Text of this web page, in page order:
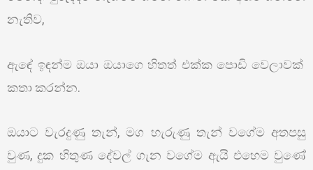
නැතිව,
ඇඳේ ඉඳන්ම ඔයා ඔයාගෙ හිතත් එක්ක පොඩි වෙලාවක්
කතා කරන්න.
ඔයාට වැරදුණු තැන්, මග හැරුණු තැන් වගේම අතපසු
වුණ, දුක හිතුණ දේවල් ගැන වගේම ඇයි එහෙම වුණේ